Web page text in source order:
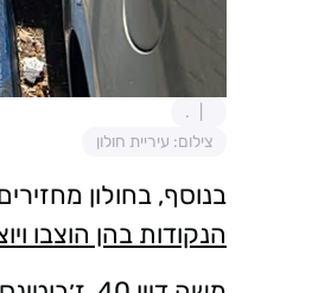
.
צילום: עיריית חולון
בנוסף, בחולון
הנקודות בהן הוצבו